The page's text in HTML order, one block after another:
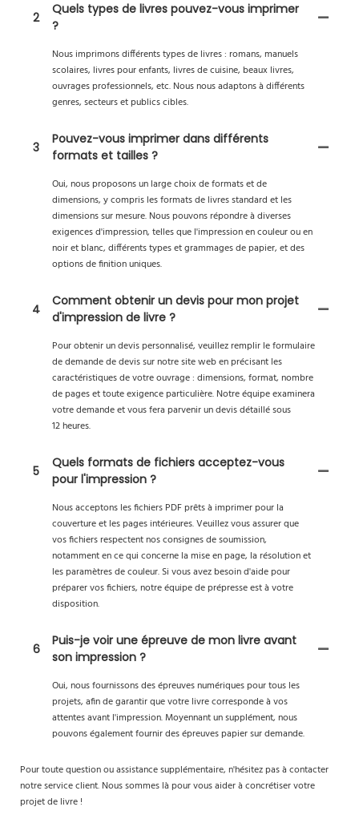
2
Quels types de livres pouvez-vous imprimer
?
Nous imprimons différents types de livres : romans, manuels
scolaires, livres pour enfants, livres de cuisine, beaux livres,
ouvrages professionnels, etc. Nous nous adaptons à différents
genres, secteurs et publics cibles.
3
Pouvez-vous imprimer dans différents
formats et tailles ?
Oui, nous proposons un large choix de formats et de
dimensions, y compris les formats de livres standard et les
dimensions sur mesure. Nous pouvons répondre à diverses
exigences d'impression, telles que l'impression en couleur ou en
noir et blanc, différents types et grammages de papier, et des
options de finition uniques.
4
Comment obtenir un devis pour mon projet
d'impression de livre ?
Pour obtenir un devis personnalisé, veuillez remplir le formulaire
de demande de devis sur notre site web en précisant les
caractéristiques de votre ouvrage : dimensions, format, nombre
de pages et toute exigence particulière. Notre équipe examinera
votre demande et vous fera parvenir un devis détaillé sous
12 heures.
5
Quels formats de fichiers acceptez-vous
pour l'impression ?
Nous acceptons les fichiers PDF prêts à imprimer pour la
couverture et les pages intérieures. Veuillez vous assurer que
vos fichiers respectent nos consignes de soumission,
notamment en ce qui concerne la mise en page, la résolution et
les paramètres de couleur. Si vous avez besoin d'aide pour
préparer vos fichiers, notre équipe de prépresse est à votre
disposition.
6
Puis-je voir une épreuve de mon livre avant
son impression ?
Oui, nous fournissons des épreuves numériques pour tous les
projets, afin de garantir que votre livre corresponde à vos
attentes avant l'impression. Moyennant un supplément, nous
pouvons également fournir des épreuves papier sur demande.
Pour toute question ou assistance supplémentaire, n'hésitez pas à contacter
notre service client. Nous sommes là pour vous aider à concrétiser votre
projet de livre !